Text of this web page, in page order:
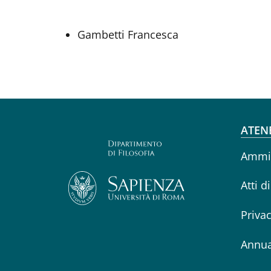
Gambetti Francesca
Atti